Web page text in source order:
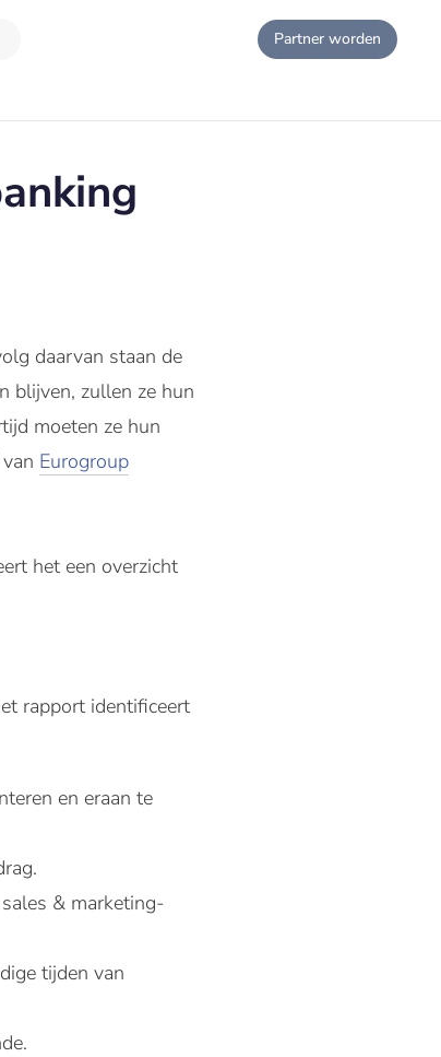
Partner worden
daarvan staan de
blijven, zullen ze hun
moeten ze hun
Eurogroup
het een overzicht
rapport identificeert
en eraan te
& marketing-
tijden van